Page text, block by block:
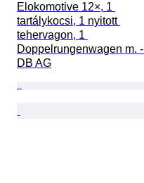
Elokomotive 12×, 1
tartálykocsi, 1 nyitott
tehervagon, 1
Doppelrungenwagen m. -
DB AG